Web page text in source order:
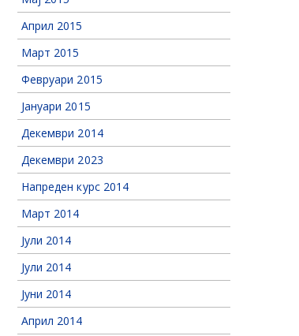
Април 2015
Март 2015
Февруари 2015
Јануари 2015
Декември 2014
Декември 2023
Напреден курс 2014
Март 2014
Јули 2014
Јули 2014
Јуни 2014
Април 2014